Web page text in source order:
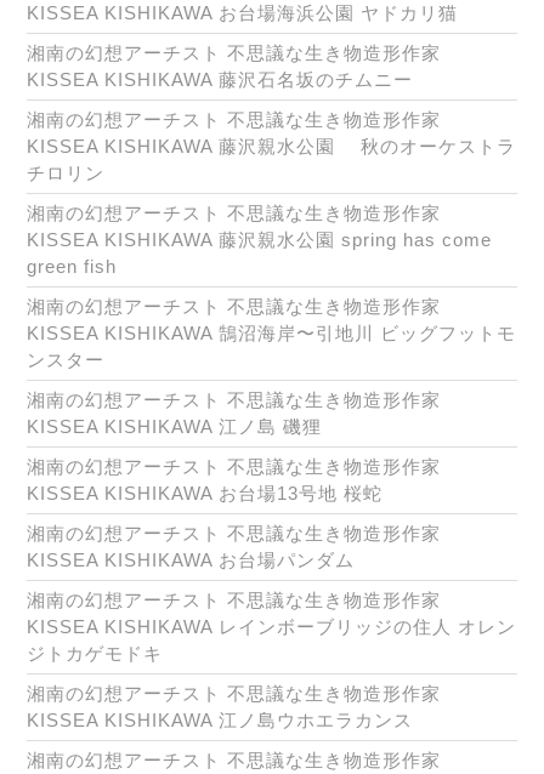
KISSEA KISHIKAWA お台場海浜公園 ヤドカリ猫
湘南の幻想アーチスト 不思議な生き物造形作家
KISSEA KISHIKAWA 藤沢石名坂のチムニー
湘南の幻想アーチスト 不思議な生き物造形作家
KISSEA KISHIKAWA 藤沢親水公園 秋のオーケストラ
チロリン
湘南の幻想アーチスト 不思議な生き物造形作家
KISSEA KISHIKAWA 藤沢親水公園 spring has come
green fish
湘南の幻想アーチスト 不思議な生き物造形作家
KISSEA KISHIKAWA 鵠沼海岸〜引地川 ビッグフットモ
ンスター
湘南の幻想アーチスト 不思議な生き物造形作家
KISSEA KISHIKAWA 江ノ島 磯狸
湘南の幻想アーチスト 不思議な生き物造形作家
KISSEA KISHIKAWA お台場13号地 桜蛇
湘南の幻想アーチスト 不思議な生き物造形作家
KISSEA KISHIKAWA お台場パンダム
湘南の幻想アーチスト 不思議な生き物造形作家
KISSEA KISHIKAWA レインボーブリッジの住人 オレン
ジトカゲモドキ
湘南の幻想アーチスト 不思議な生き物造形作家
KISSEA KISHIKAWA 江ノ島ウホエラカンス
湘南の幻想アーチスト 不思議な生き物造形作家